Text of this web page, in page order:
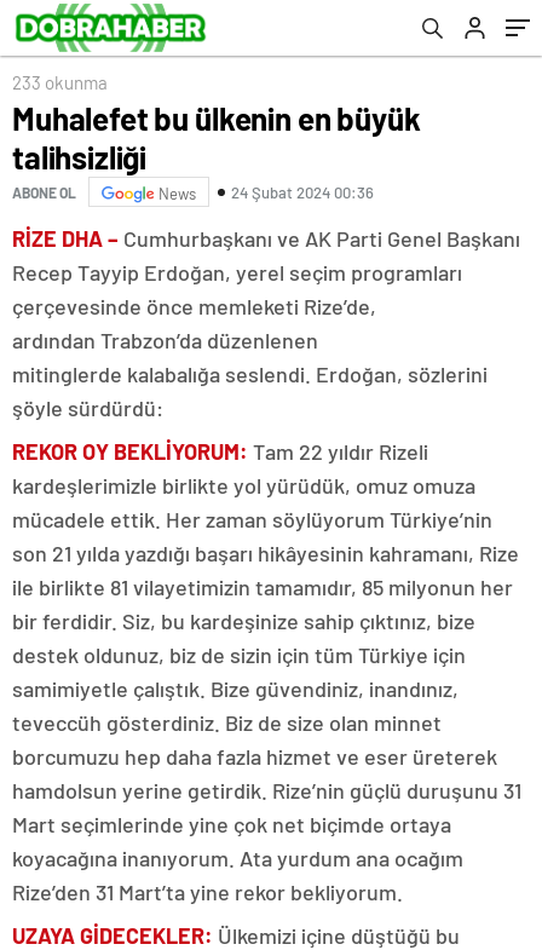
233 okunma
Muhalefet bu ülkenin en büyük
talihsizliği
ABONE OL News 24 Şubat 2024 00:36
RİZE DHA – Cumhurbaşkanı ve AK Parti Genel Başkanı
Recep Tayyip Erdoğan, yerel seçim programları
çerçevesinde önce memleketi Rize’de,
ardından Trabzon’da düzenlenen
mitinglerde kalabalığa seslendi. Erdoğan, sözlerini
şöyle sürdürdü:
REKOR OY BEKLİYORUM: Tam 22 yıldır Rizeli
kardeşlerimizle birlikte yol yürüdük, omuz omuza
mücadele ettik. Her zaman söylüyorum Türkiye’nin
son 21 yılda yazdığı başarı hikâyesinin kahramanı, Rize
ile birlikte 81 vilayetimizin tamamıdır, 85 milyonun her
bir ferdidir. Siz, bu kardeşinize sahip çıktınız, bize
destek oldunuz, biz de sizin için tüm Türkiye için
samimiyetle çalıştık. Bize güvendiniz, inandınız,
teveccüh gösterdiniz. Biz de size olan minnet
borcumuzu hep daha fazla hizmet ve eser üreterek
hamdolsun yerine getirdik. Rize’nin güçlü duruşunu 31
Mart seçimlerinde yine çok net biçimde ortaya
koyacağına inanıyorum. Ata yurdum ana ocağım
Rize’den 31 Mart’ta yine rekor bekliyorum.
UZAYA GİDECEKLER: Ülkemizi içine düştüğü bu